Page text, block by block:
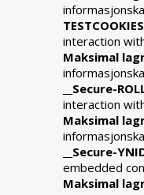
interaction
Maksimal
__Secure-
interaction
Maksimal
__Secure-
embedded
Maksimal